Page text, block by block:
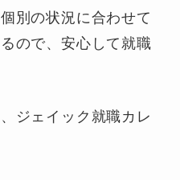
別の状況に合わせて
ので、安心して就職
ジェイック就職カレ